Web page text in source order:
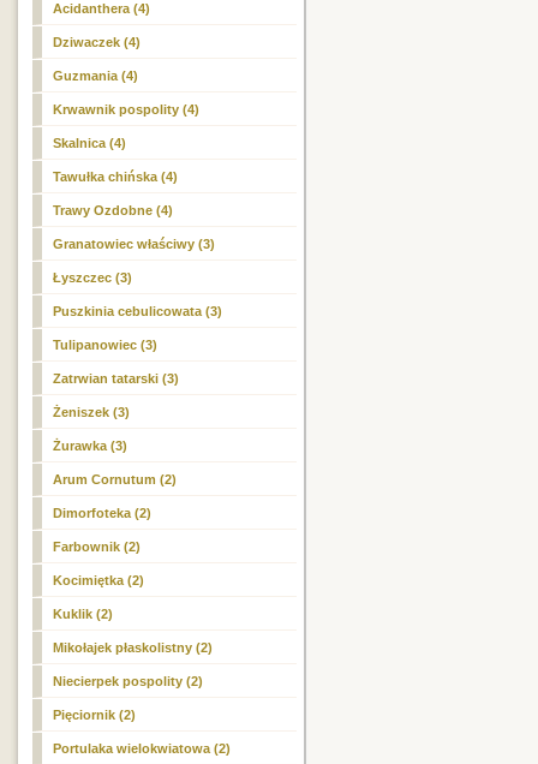
Acidanthera (4)
Dziwaczek (4)
Guzmania (4)
Krwawnik pospolity (4)
Skalnica (4)
Tawułka chińska (4)
Trawy Ozdobne (4)
Granatowiec właściwy (3)
Łyszczec (3)
Puszkinia cebulicowata (3)
Tulipanowiec (3)
Zatrwian tatarski (3)
Żeniszek (3)
Żurawka (3)
Arum Cornutum (2)
Dimorfoteka (2)
Farbownik (2)
Kocimiętka (2)
Kuklik (2)
Mikołajek płaskolistny (2)
Niecierpek pospolity (2)
Pięciornik (2)
Portulaka wielokwiatowa (2)